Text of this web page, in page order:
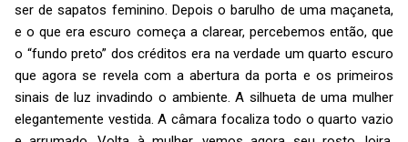
ser de sapatos feminino. Depois o barulho de uma maçaneta,
e o que era escuro começa a clarear, percebemos então, que
o “fundo preto” dos créditos era na verdade um quarto escuro
que agora se revela com a abertura da porta e os primeiros
sinais de luz invadindo o ambiente. A silhueta de uma mulher
elegantemente vestida. A câmara focaliza todo o quarto vazio